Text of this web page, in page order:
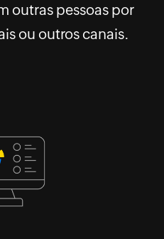
outras pessoas por
ou outros canais.